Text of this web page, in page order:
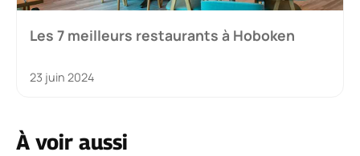
Les 7 meilleurs restaurants à Hoboken
23 juin 2024
À voir aussi